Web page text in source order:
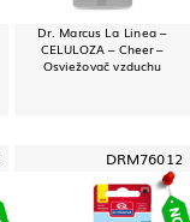
Dr. Marcus La Linea –
CELULOZA – Cheer –
Osviežovač vzduchu
DRM76012